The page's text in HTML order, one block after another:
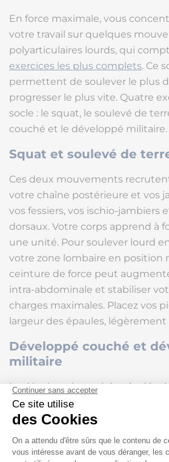
En force maximale, vous
votre travail sur quelques
polyarticulaires lourds, qui
exercices les plus complets. Ce
permettent de soulever le plus
progresser le plus vite. Quatre
socle : le squat, le soulevé de
couché et le développé militaire.
Squat et soulevé de
Ces deux mouvements
votre chaîne postérieure et vos
vos fessiers, vos ischio-jambiers
dorsaux. Votre corps apprend à
une unité. Pour soulever lourd
votre zone lombaire en position
ceinture de force peut
intra-abdominale et stabiliser
charges maximales. Placez vos
largeur des épaules, légèrement
Développé couché et
militaire
Ledéveloppé couchéet le
poussée horizontale et poussée
une mécanique proche. En
vous aidez souvent l’autre. La
des omoplates : rétractez vos